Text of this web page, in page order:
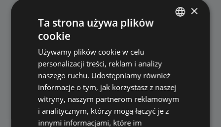
Spanish • Finnish • French • Hebrew • Hindi •
Italian • Japanese • Korean • Malay • Dutch •
Norwegian • Polish • Portuguese • Swedish •
Swahili • Turkish • Chinese
To ogromna zmiana – jeden materiał może
teraz istnieć w wielu wersjach językowych,
bez studia nagraniowego czy wynajmowania
profesjonalnych lektorów.
×
Ta strona używa plików
cookie
Używamy plików cookie w celu
personalizacji treści, reklam i analizy
naszego ruchu. Udostępniamy również
informacje o tym, jak korzystasz z naszej
witryny, naszym partnerom reklamowym
i analitycznym, którzy mogą łączyć je z
innymi informacjami, które im